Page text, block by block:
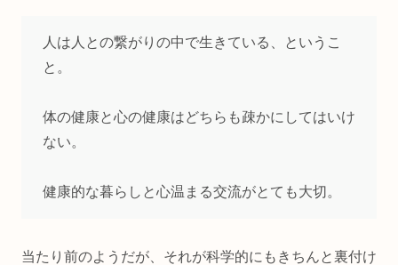
人は人との繋がりの中で生きている、というこ
と。
体の健康と心の健康はどちらも疎かにしてはいけ
ない。
健康的な暮らしと心温まる交流がとても大切。
当たり前のようだが、それが科学的にもきちんと裏付け